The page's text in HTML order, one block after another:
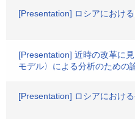
[Presentation] ロシアにおけ
[Presentation] 近時の改革に
モデル〉による分析のための
[Presentation] ロシアにおけ